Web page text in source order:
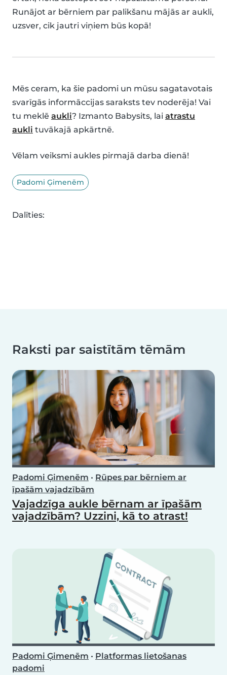
Runājot ar bērniem par palikšanu mājās ar aukli,
uzsver, cik jautri viņiem būs kopā!
Mēs ceram, ka šie padomi un mūsu sagatavotais
svarīgās informāccijas saraksts tev noderēja! Vai
tu meklē aukli? Izmanto Babysits, lai atrastu
aukli tuvākajā apkārtnē.
Vēlam veiksmi aukles pirmajā darba dienā!
Padomi Ģimenēm
Dalīties:
Raksti par saistītām tēmām
Padomi Ģimenēm • Rūpes par bērniem ar
īpašām vajadzībām
Vajadzīga aukle bērnam ar īpašām
vajadzībām? Uzzini, kā to atrast!
Padomi Ģimenēm • Platformas lietošanas
padomi